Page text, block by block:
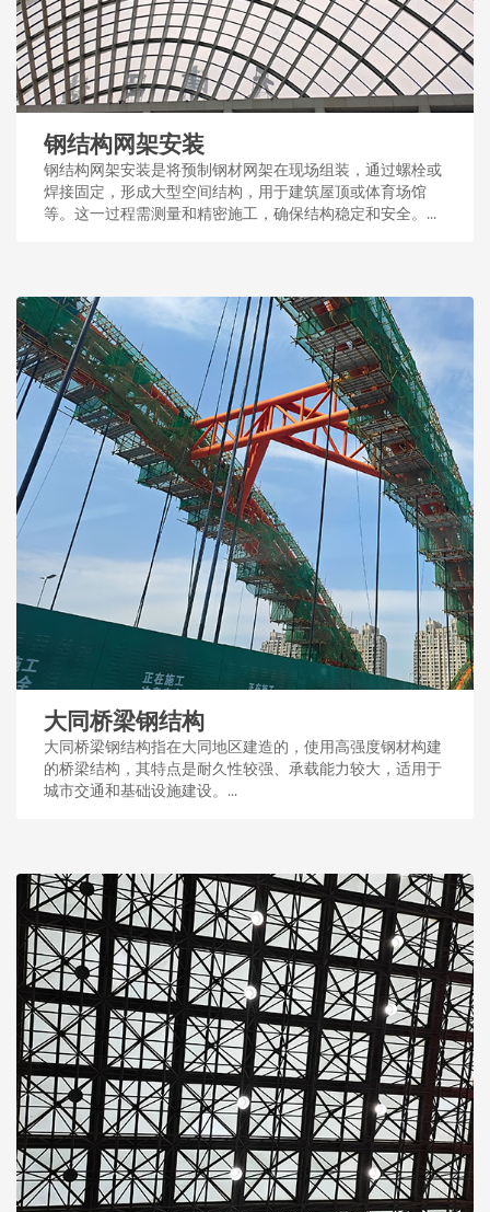
钢结构网架安装
钢结构网架安装是将预制钢材网架在现场组装，通过螺栓或
焊接固定，形成大型空间结构，用于建筑屋顶或体育场馆
等。这一过程需测量和精密施工，确保结构稳定和安全。...
大同桥梁钢结构
大同桥梁钢结构指在大同地区建造的，使用高强度钢材构建
的桥梁结构，其特点是耐久性较强、承载能力较大，适用于
城市交通和基础设施建设。...